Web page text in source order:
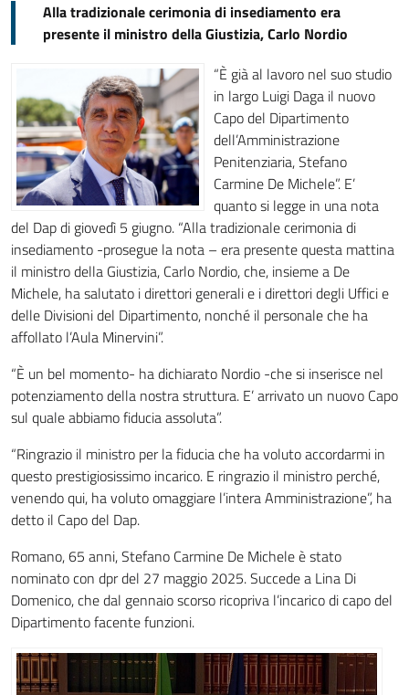
Alla tradizionale cerimonia di insediamento era
presente il ministro della Giustizia, Carlo Nordio
“È già al lavoro nel suo studio
in largo Luigi Daga il nuovo
Capo del Dipartimento
dell’Amministrazione
Penitenziaria, Stefano
Carmine De Michele”. E’
quanto si legge in una nota
del Dap di giovedì 5 giugno. “Alla tradizionale cerimonia di
insediamento -prosegue la nota – era presente questa mattina
il ministro della Giustizia, Carlo Nordio, che, insieme a De
Michele, ha salutato i direttori generali e i direttori degli Uffici e
delle Divisioni del Dipartimento, nonché il personale che ha
affollato l’Aula Minervini”.
“È un bel momento- ha dichiarato Nordio -che si inserisce nel
potenziamento della nostra struttura. E’ arrivato un nuovo Capo
sul quale abbiamo fiducia assoluta”.
“Ringrazio il ministro per la fiducia che ha voluto accordarmi in
questo prestigiosissimo incarico. E ringrazio il ministro perché,
venendo qui, ha voluto omaggiare l’intera Amministrazione”, ha
detto il Capo del Dap.
Romano, 65 anni, Stefano Carmine De Michele è stato
nominato con dpr del 27 maggio 2025. Succede a Lina Di
Domenico, che dal gennaio scorso ricopriva l’incarico di capo del
Dipartimento facente funzioni.